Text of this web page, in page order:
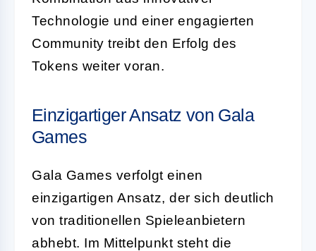
Technologie und einer engagierten
Community treibt den Erfolg des
Tokens weiter voran.
Einzigartiger Ansatz von Gala
Games
Gala Games verfolgt einen
einzigartigen Ansatz, der sich deutlich
von traditionellen Spieleanbietern
abhebt. Im Mittelpunkt steht die